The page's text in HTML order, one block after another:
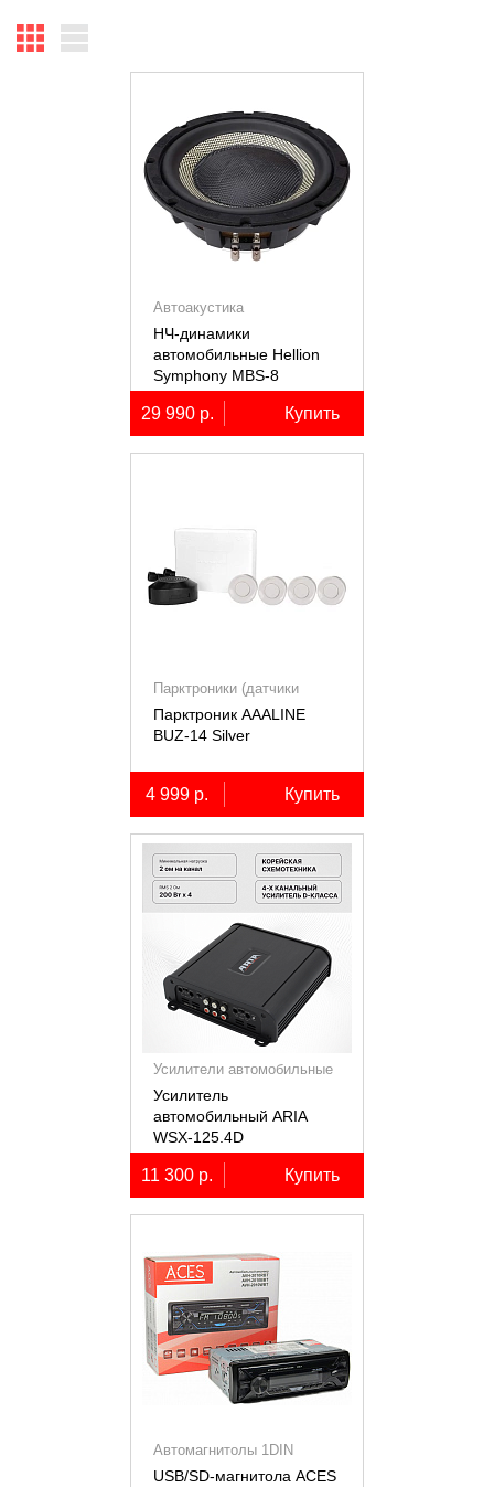
Автоакустика
НЧ-динамики
автомобильные Hellion
Symphony MBS-8
29 990 р. Купить
Парктроники (датчики
парковки)
Парктроник AAALINE
BUZ-14 Silver
4 999 р. Купить
Усилители автомобильные
Усилитель
автомобильный ARIA
WSX-125.4D
четырёхканальный,
4х125Вт (4Ом)
11 300 р. Купить
Автомагнитолы 1DIN
USB/SD-магнитола ACES